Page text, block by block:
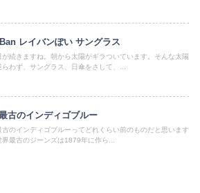
レイバンぽい サングラス
が続きますね。朝から太陽がギラついています。そんな太陽
らわず、サングラス、日傘をさして、...
古のインディゴブルー
古のインディゴブルーってどれくらい前のものだと思います
界最古のジーンズは1879年に作ら...